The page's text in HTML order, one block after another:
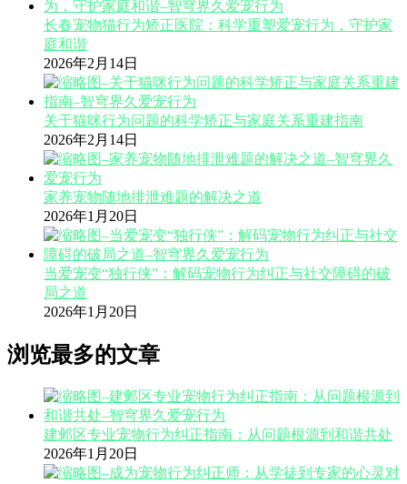
长春宠物猫行为矫正医院：科学重塑爱宠行为，守护家
庭和谐
2026年2月14日
关于猫咪行为问题的科学矫正与家庭关系重建指南
2026年2月14日
家养宠物随地排泄难题的解决之道
2026年1月20日
当爱宠变“独行侠”：解码宠物行为纠正与社交障碍的破
局之道
2026年1月20日
浏览最多的文章
建邺区专业宠物行为纠正指南：从问题根源到和谐共处
2026年1月20日